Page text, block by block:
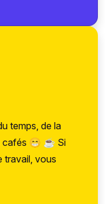
temps, de la
cafés 😁 ☕ Si
travail, vous